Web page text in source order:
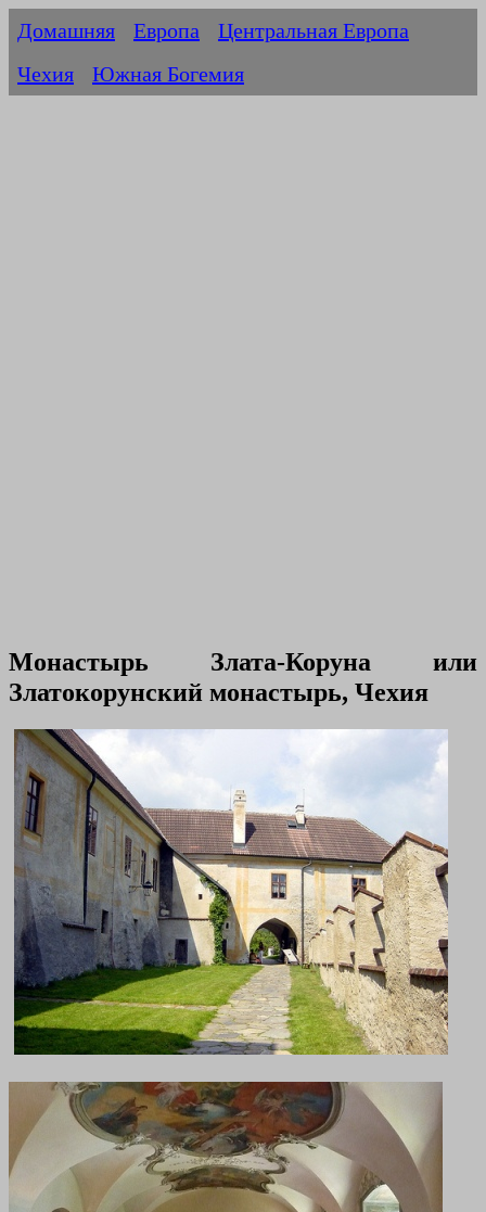
Домашняя Европа
Центральная Европа
Чехия
Южная Богемия
Монастырь Злата-Коруна или
Златокорунский монастырь, Чехия